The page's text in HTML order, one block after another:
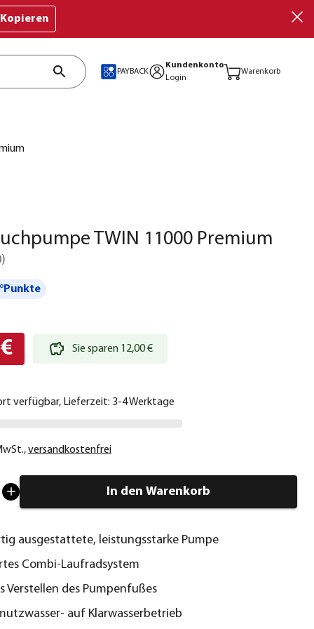
Kopieren
PAYBACK
Kundenkonto
Login
Warenkorb
TWIN 11000 Premium
)
Sie sparen 12,00 €
verfügbar, Lieferzeit: 3-4 Werktage
,versandkostenfrei
In den Warenkorb
ausgestattete, leistungsstarke Pumpe
Combi-Laufradsystem
Verstellen des Pumpenfußes
auf Klarwasserbetrieb